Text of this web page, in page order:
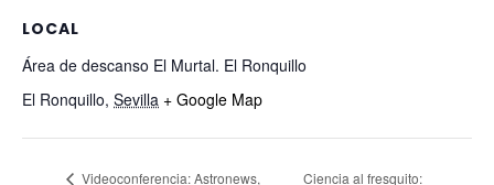
LOCAL
Área de descanso El Murtal. El Ronquillo
El Ronquillo, Sevilla + Google Map
Videoconferencia: Astronews,
Ciencia al fresquito: